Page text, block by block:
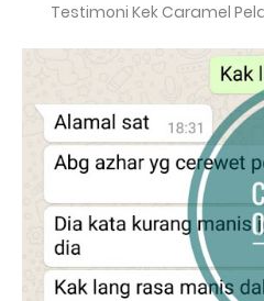
Testimoni Kek Caramel